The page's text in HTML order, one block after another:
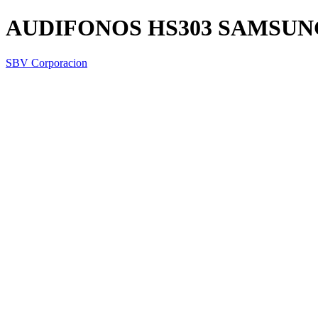
AUDIFONOS HS303
SBV Corporacion